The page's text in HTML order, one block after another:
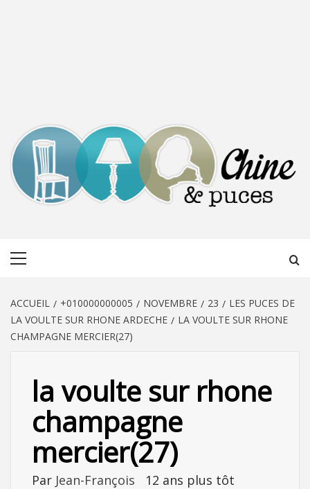
ACCUEIL +010000000005 NOVEMBRE 23
LES PUCES DE
LA VOULTE SUR RHONE ARDECHE
LA VOULTE SUR RHONE
CHAMPAGNE MERCIER(27)
la voulte sur rhone
champagne
mercier(27)
Par Jean-François 12 ans plus tôt